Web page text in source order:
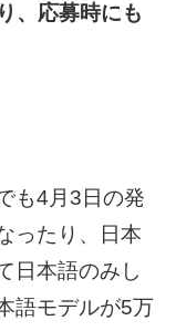
、応募時にも
も4月3日の発
ったり、日本
日本語のみし
語モデルが5万